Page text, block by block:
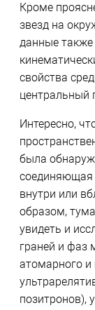
Кроме
звезд на
данные
свойства
центральный
Интересно,
была
соединяющая
внутри или
образом,
увидеть и
граней и фаз
атомарного и
позитронов),